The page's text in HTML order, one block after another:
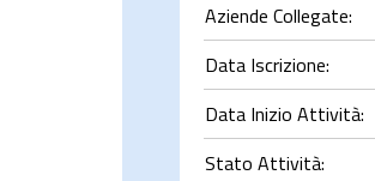
Aziende Collegate:
Data Iscrizione:
Data Inizio Attività:
Stato Attività: